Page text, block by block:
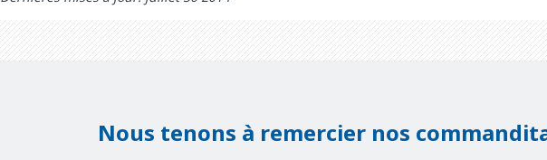
Nous tenons à remercier nos